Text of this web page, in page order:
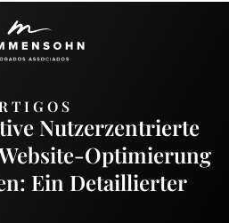
Nutzerzentrierte
Optimierung
Ein Detaillierter